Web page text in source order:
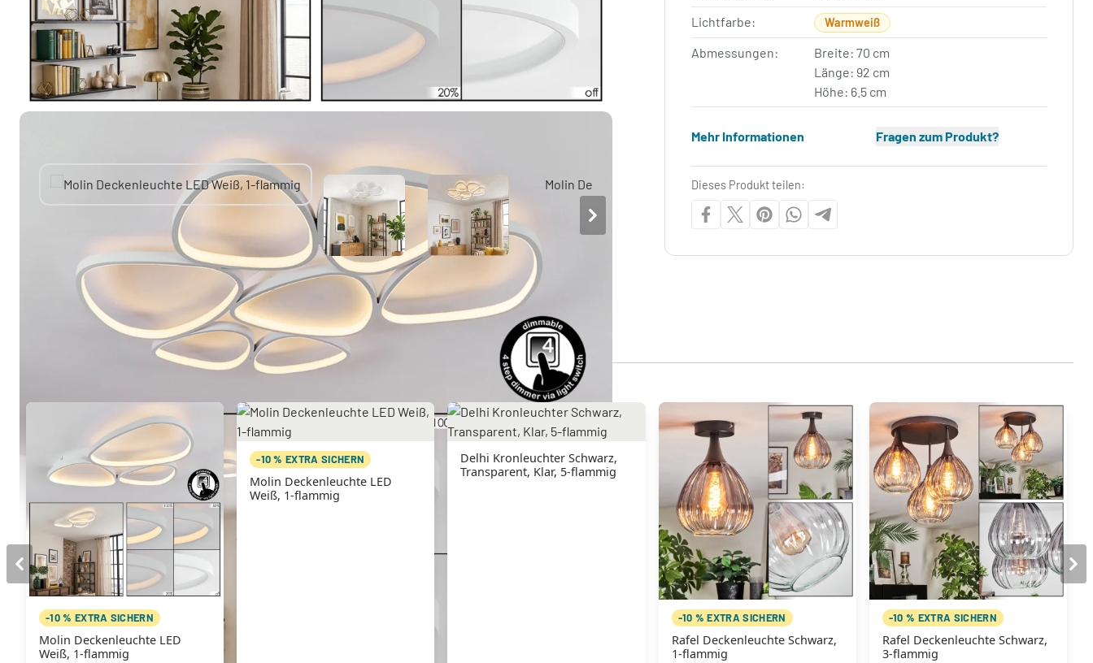
Lichtfarbe:
Warmweiß
Abmessungen:
Breite: 70 cm
Länge: 92 cm
Höhe: 6.5 cm
Mehr Informationen Fragen zum Produkt?
Dieses Produkt teilen:
Sie mögen vielleicht auch
-10 % EXTRA SICHERN
Molin Deckenleuchte LED
Weiß, 1-flammig
-10 % EXTRA SICHERN
Molin Deckenleuchte LED
Weiß, 1-flammig
Delhi Kronleuchter Schwarz,
Transparent, Klar, 5-flammig
-10 % EXTRA SICHERN
Rafel Deckenleuchte Schwarz,
1-flammig
-10 % EXTRA SICHERN
Rafel Deckenleuchte Schwarz,
3-flammig